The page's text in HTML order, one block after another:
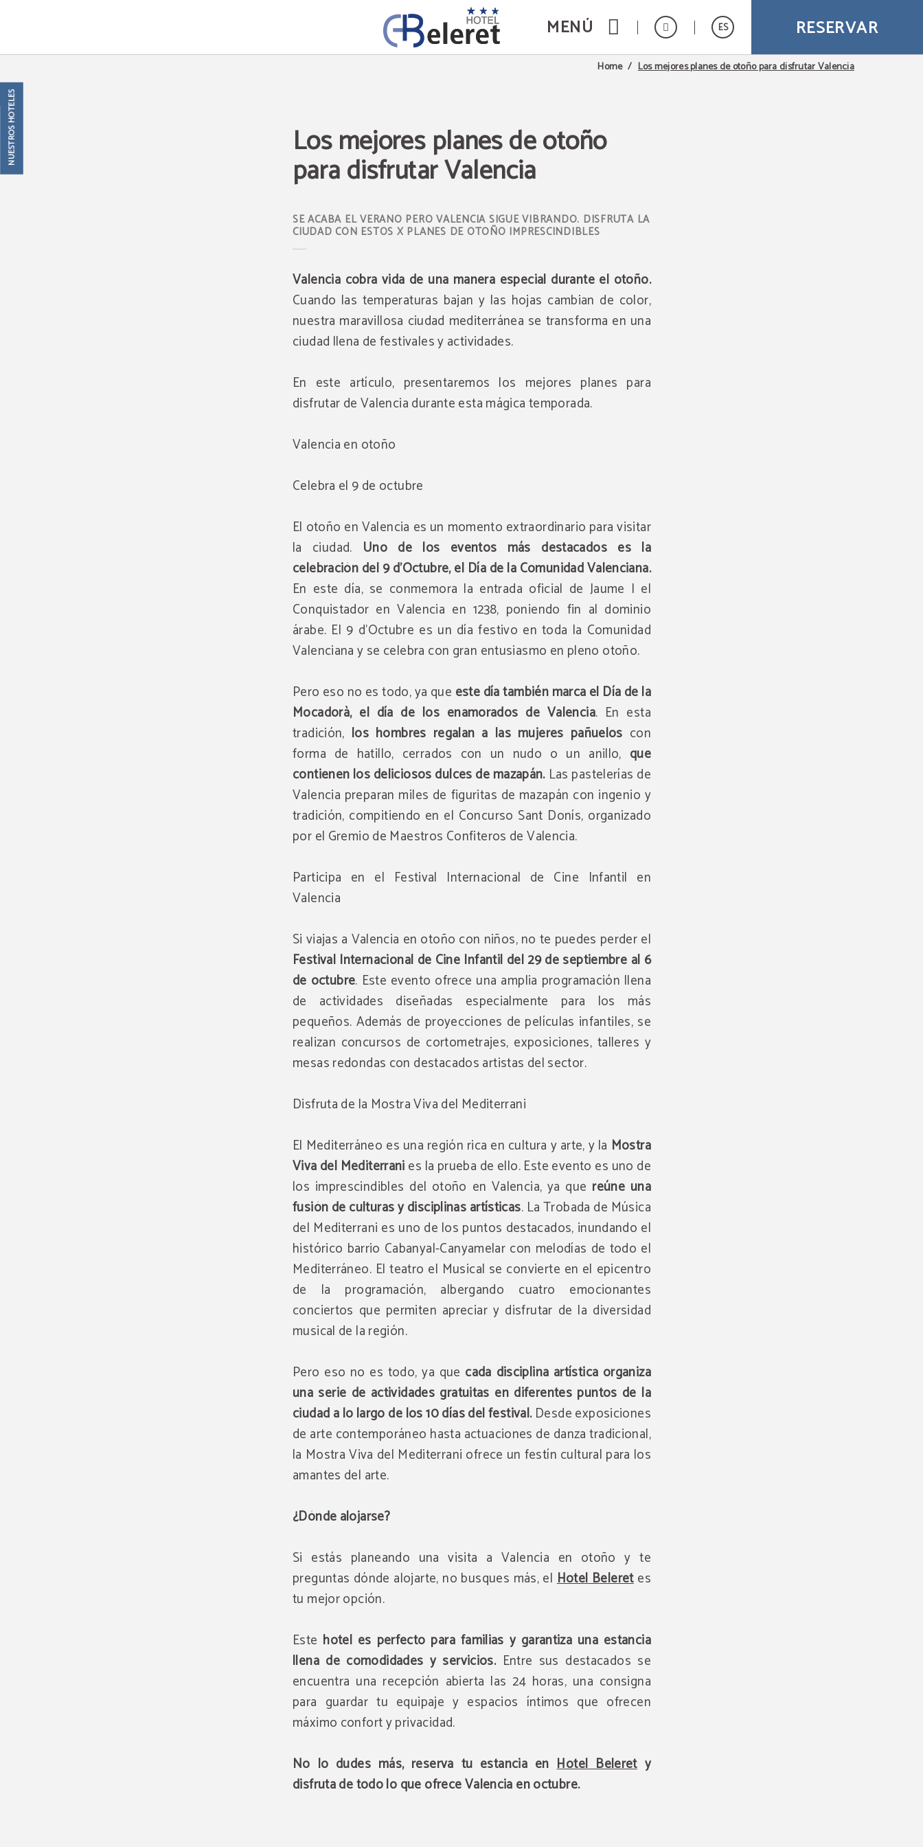
MENÚ ES RESERVAR
Los Mejores Planes De Otoño Para Disfrutar Valencia del Hotel Beleret en Valencia. Web Oficial.
Home Los mejores planes de otoño para disfrutar Valencia
Los mejores planes de otoño
para disfrutar Valencia
SE ACABA EL VERANO PERO VALENCIA SIGUE VIBRANDO. DISFRUTA LA
CIUDAD CON ESTOS X PLANES DE OTOÑO IMPRESCINDIBLES
Valencia cobra vida de una manera especial durante el otoño.
Cuando las temperaturas bajan y las hojas cambian de color,
nuestra maravillosa ciudad mediterránea se transforma en una
ciudad llena de festivales y actividades.
En este artículo, presentaremos los mejores planes para
disfrutar de Valencia durante esta mágica temporada.
Valencia en otoño
Celebra el 9 de octubre
El otoño en Valencia es un momento extraordinario para visitar
la ciudad. Uno de los eventos más destacados es la
celebración del 9 d'Octubre, el Día de la Comunidad Valenciana.
En este día, se conmemora la entrada oficial de Jaume I el
Conquistador en Valencia en 1238, poniendo fin al dominio
árabe. El 9 d'Octubre es un día festivo en toda la Comunidad
Valenciana y se celebra con gran entusiasmo en pleno otoño.
Pero eso no es todo, ya que este día también marca el Día de la
Mocadorà, el día de los enamorados de Valencia. En esta
tradición, los hombres regalan a las mujeres pañuelos con
forma de hatillo, cerrados con un nudo o un anillo, que
contienen los deliciosos dulces de mazapán.Las pastelerías de
Valencia preparan miles de figuritas de mazapán con ingenio y
tradición, compitiendo en el Concurso Sant Donís, organizado
por el Gremio de Maestros Confiteros de Valencia.
Participa en el Festival Internacional de Cine Infantil en
Valencia
Si viajas a Valencia en otoño con niños, no te puedes perder el
Festival Internacional de Cine Infantil del 29 de septiembre al 6
de octubre. Este evento ofrece una amplia programación llena
de actividades diseñadas especialmente para los más
pequeños. Además de proyecciones de películas infantiles, se
realizan concursos de cortometrajes, exposiciones, talleres y
mesas redondas con destacados artistas del sector.
Disfruta de la Mostra Viva del Mediterrani
El Mediterráneo es una región rica en cultura y arte, y la Mostra
Viva del Mediterranies la prueba de ello. Este evento es uno de
los imprescindibles del otoño en Valencia, ya que reúne una
fusión de culturas y disciplinas artísticas. La Trobada de Música
del Mediterrani es uno de los puntos destacados, inundando el
histórico barrio Cabanyal-Canyamelar con melodías de todo el
Mediterráneo. El teatro el Musical se convierte en el epicentro
de la programación, albergando cuatro emocionantes
conciertos que permiten apreciar y disfrutar de la diversidad
musical de la región.
Pero eso no es todo, ya que cada disciplina artística organiza
una serie de actividades gratuitas en diferentes puntos de la
ciudad a lo largo de los 10 días del festival.Desde exposiciones
de arte contemporáneo hasta actuaciones de danza tradicional,
la Mostra Viva del Mediterrani ofrece un festín cultural para los
amantes del arte.
¿Dónde alojarse?
Si estás planeando una visita a Valencia en otoño y te
preguntas dónde alojarte, no busques más, elHotel Beleretes
tu mejor opción.
Este hotel es perfecto para familias y garantiza una estancia
llena de comodidades y servicios.Entre sus destacados se
encuentra una recepción abierta las 24 horas, una consigna
para guardar tu equipaje y espacios íntimos que ofrecen
máximo confort y privacidad.
No lo dudes más, reserva tu estancia enHotel Belerety
disfruta de todo lo que ofrece Valencia en octubre.
NUESTROS HOTELES